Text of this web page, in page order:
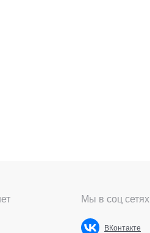
Мы в соц сетях
ВКонтакте